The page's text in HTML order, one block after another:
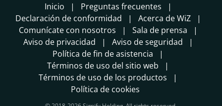
Inicio
Preguntas frecuentes
Declaración de conformidad
Acerca de WiZ
Comunícate con nosotros
Sala de prensa
Aviso de privacidad
Aviso de seguridad
Política de fin de asistencia
Términos de uso del sitio web
Términos de uso de los productos
Política de cookies